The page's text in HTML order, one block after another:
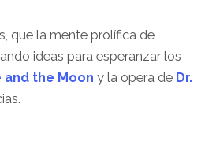
que la mente prolífica de
ideas para esperanzar los
and the Moon y la opera de Dr.